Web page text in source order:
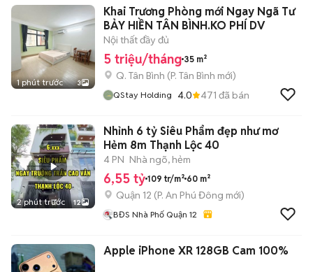
1 phút trước 3
Khai Trương Phòng mới Ngay Ngã Tư
BẢY HIỀN TÂN BÌNH.KO PHÍ DV
Nội thất đầy đủ
5 triệu/tháng 35 m²
Q. Tân Bình (P. Tân Bình mới)
QStay Holding 4.0 471 đã bán
2 phút trước 12
Nhỉnh 6 tỷ Siêu Phẩm đẹp như mơ
Hẻm 8m Thạnh Lộc 40
4 PN Nhà ngõ, hẻm
6,55 tỷ 109 tr/m² 60 m²
Quận 12 (P. An Phú Đông mới)
BĐS Nhà Phố Quận 12
Apple iPhone XR 128GB Cam 100%